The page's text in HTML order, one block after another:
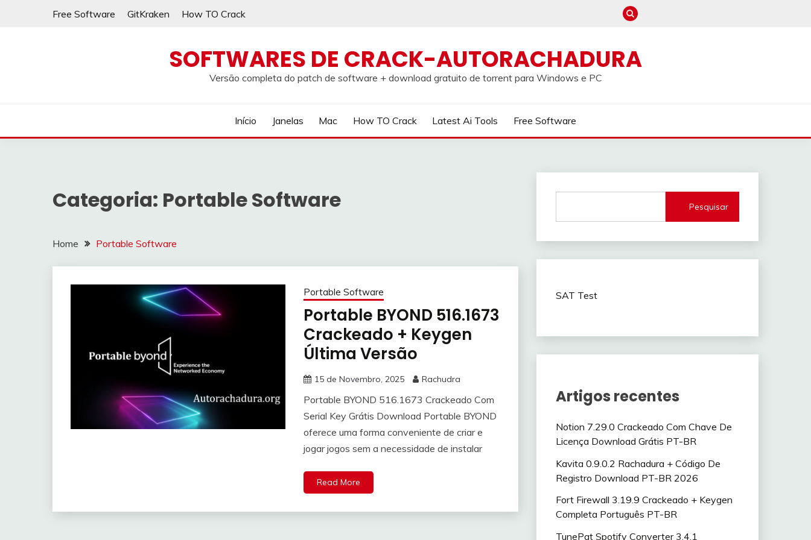
Free Software GitKraken How TO Crack
SOFTWARES DE CRACK-AUTORACHADURA
Versão completa do patch de software + download gratuito de torrent para Windows e PC
Início Janelas Mac How TO Crack Latest Ai Tools Free Software
Categoria: Portable Software
Home Portable Software
Portable Software
Portable BYOND 516.1673
Crackeado + Keygen
Última Versão
15 de Novembro, 2025 Rachudra
Portable BYOND 516.1673 Crackeado Com
Serial Key Grátis Download Portable BYOND
oferece uma forma conveniente de criar e
jogar jogos sem a necessidade de instalar
Read More
Pesquisar
SAT Test
Artigos recentes
Notion 7.29.0 Crackeado Com Chave De
Licença Download Grátis PT-BR
Kavita 0.9.0.2 Rachadura + Código De
Registro Download PT-BR 2026
Fort Firewall 3.19.9 Crackeado + Keygen
Completa Português PT-BR
TunePat Spotify Converter 3.4.1